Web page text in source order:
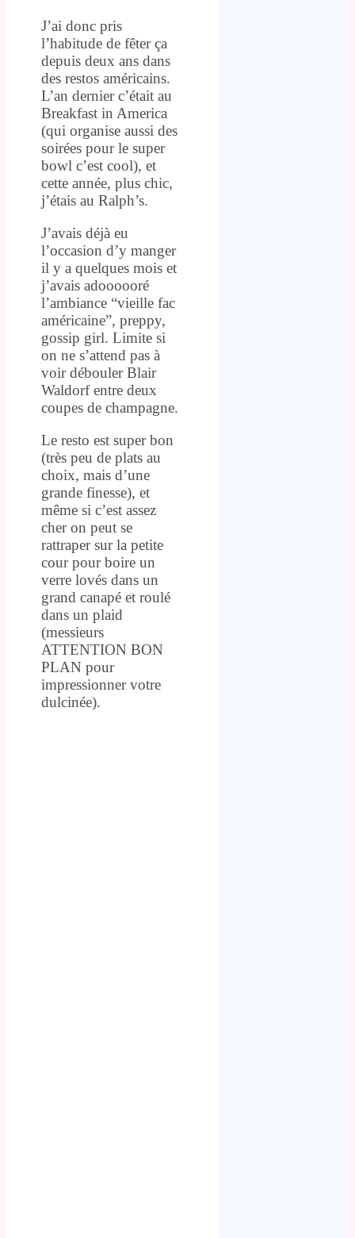
J’ai donc pris
l’habitude de fêter ça
depuis deux ans dans
des restos américains.
L’an dernier c’était au
Breakfast in America
(qui organise aussi des
soirées pour le super
bowl c’est cool), et
cette année, plus chic,
j’étais au Ralph’s.
J’avais déjà eu
l’occasion d’y manger
il y a quelques mois et
j’avais adoooooré
l’ambiance “vieille fac
américaine”, preppy,
gossip girl. Limite si
on ne s’attend pas à
voir débouler Blair
Waldorf entre deux
coupes de champagne.
Le resto est super bon
(très peu de plats au
choix, mais d’une
grande finesse), et
même si c’est assez
cher on peut se
rattraper sur la petite
cour pour boire un
verre lovés dans un
grand canapé et roulé
dans un plaid
(messieurs
ATTENTION BON
PLAN pour
impressionner votre
dulcinée).